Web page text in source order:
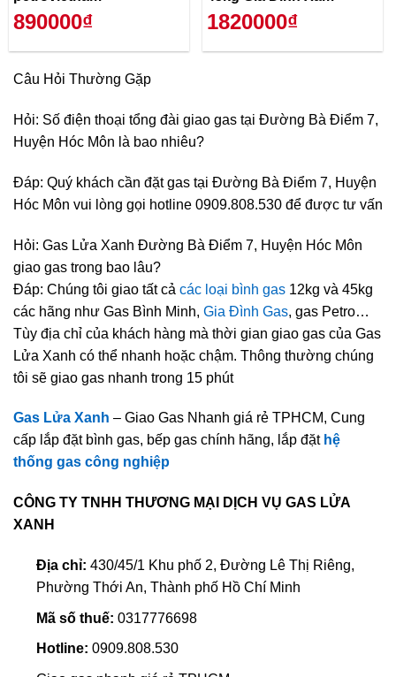
890000₫ 1820000₫
Câu Hỏi Thường Gặp
Hỏi: Số điện thoại tổng đài giao gas tại Đường Bà Điểm 7,
Huyện Hóc Môn là bao nhiêu?
Đáp: Quý khách cần đặt gas tại Đường Bà Điểm 7, Huyện
Hóc Môn vui lòng gọi hotline 0909.808.530 để được tư vấn
Hỏi: Gas Lửa Xanh Đường Bà Điểm 7, Huyện Hóc Môn
giao gas trong bao lâu?
Đáp: Chúng tôi giao tất cả các loại bình gas 12kg và 45kg
các hãng như Gas Bình Minh, Gia Đình Gas, gas Petro…
Tùy địa chỉ của khách hàng mà thời gian giao gas của Gas
Lửa Xanh có thể nhanh hoặc chậm. Thông thường chúng
tôi sẽ giao gas nhanh trong 15 phút
Gas Lửa Xanh – Giao Gas Nhanh giá rẻ TPHCM, Cung
cấp lắp đặt bình gas, bếp gas chính hãng, lắp đặt hệ
thống gas công nghiệp
CÔNG TY TNHH THƯƠNG MẠI DỊCH VỤ GAS LỬA
XANH
Địa chỉ: 430/45/1 Khu phố 2, Đường Lê Thị Riêng,
Phường Thới An, Thành phố Hồ Chí Minh
Mã số thuế: 0317776698
Hotline: 0909.808.530